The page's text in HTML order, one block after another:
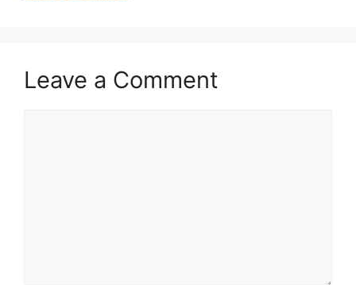
Leave a Comment